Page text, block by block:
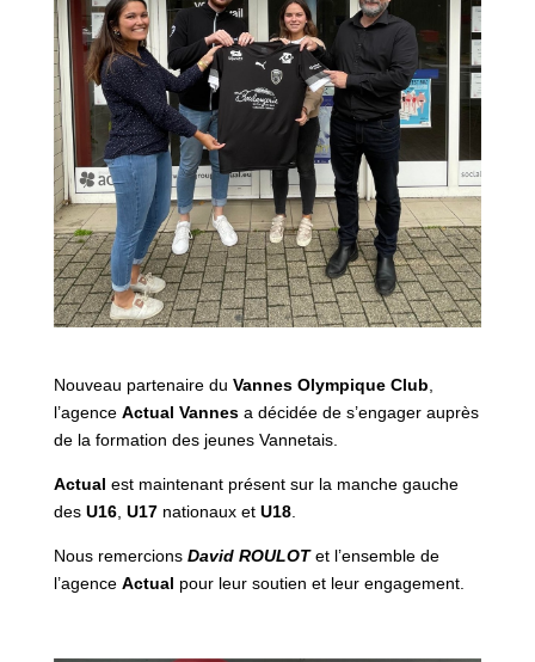
Nouveau partenaire du Vannes Olympique Club
l’agence Actual Vannesa décidée de s’engager auprès
de la formation des jeunes Vannetais.
Actual est maintenant présent sur la manche gauche
des U16, U17nationaux et U18.
Nous remercions David ROULOTet l’ensemble de
l’agence Actual pour leur soutien et leur engagement.